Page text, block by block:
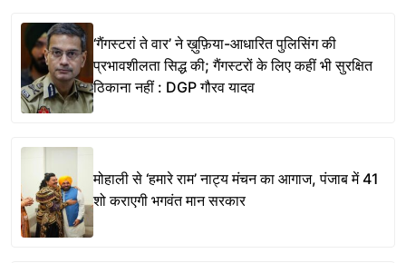
‘गैंगस्टरां ते वार’ ने ख़ुफ़िया-आधारित पुलिसिंग की
प्रभावशीलता सिद्ध की; गैंगस्टरों के लिए कहीं भी सुरक्षित
ठिकाना नहीं : DGP गौरव यादव
मोहाली से ‘हमारे राम’ नाट्य मंचन का आगाज, पंजाब में 41
शो कराएगी भगवंत मान सरकार